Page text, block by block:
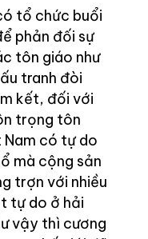
tổ chức buổi
phản đối sự
tôn giáo như
tranh đòi
kết, đối với
trọng tôn
có tự do
mà cộng sản
trợn với nhiều
tự do ở hải
vậy thì cương